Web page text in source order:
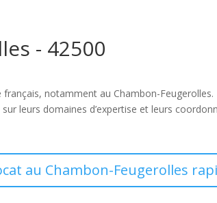
- 42500
notamment au Chambon-
leurs domaines d’expertise et leurs
au Chambon-Feugerolles